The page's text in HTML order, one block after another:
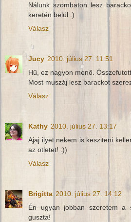
Nálunk szombaton lesz
keretén belül :)
Válasz
Jucy 2010. július 27. 11:51
Hű, ez nagyon menő.
Most muszáj lesz barackot
Válasz
Kathy 2010. július 27. 13:17
Ajaj ilyet nekem is kesziteni
az otletet! :))
Válasz
Brigitta 2010. július 27. 14:12
Én ugyan jobban szeretem a
guszta!